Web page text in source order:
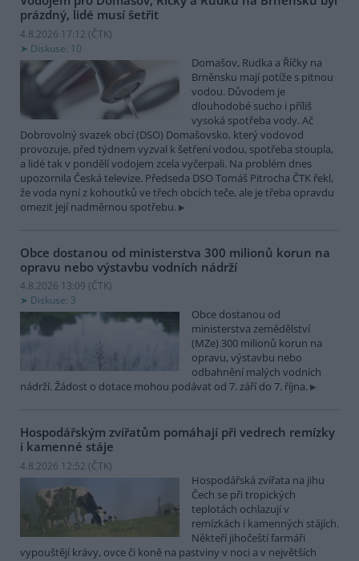
prázdný, lidé musí šetřit
4.8.2026 17:12 (ČTK)
Diskuse: 10
Domašov, Rudka a Říčky na
Brněnsku mají potíže s pitnou
vodou. Důvodem je
dlouhodobé sucho i příliš
vysoká spotřeba vody. Ač
Dobrovolný svazek obcí (DSO) Domašovsko, který vodovod
provozuje, před týdnem vyzval k šetření vodou, spotřeba stoupla,
a lidé tak v pondělí vodojem zcela vyčerpali. Na problém dnes
upozornila Česká televize. Předseda DSO Tomáš Pitrocha ČTK řekl,
že voda nyní z kohoutků ve třech obcích teče, ale je třeba opravdu
omezit její nadměrnou spotřebu.
Obce dostanou od ministerstva 300 milionů korun na
opravu nebo výstavbu vodních nádrží
4.8.2026 13:09 (ČTK)
Diskuse: 3
Obce dostanou od
ministerstva zemědělství
(MZe) 300 milionů korun na
opravu, výstavbu nebo
odbahnění malých vodních
nádrží. Žádost o dotace mohou podávat od 7. září do 7. října.
Hospodářským zvířatům pomáhají při vedrech remízky
i kamenné stáje
4.8.2026 12:52 (ČTK)
Hospodářská zvířata na jihu
Čech se při tropických
teplotách ochlazují v
remízkách i kamenných stájích.
Někteří jihočeští farmáři
vypouštějí krávy, ovce či koně na pastviny v noci a v největších